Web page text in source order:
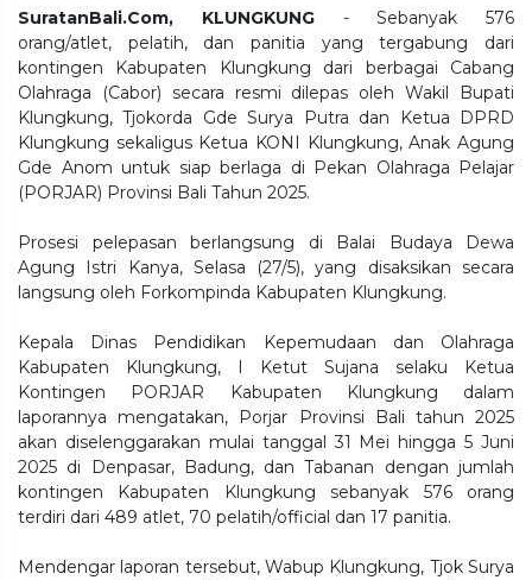
SuratanBali.Com, KLUNGKUNG- Sebanyak 576
orang/atlet, pelatih, dan panitia yang tergabung dari
kontingen Kabupaten Klungkung dari berbagai Cabang
Olahraga (Cabor) secara resmi dilepas oleh Wakil Bupati
Klungkung, Tjokorda Gde Surya Putra dan Ketua DPRD
Klungkung sekaligus Ketua KONI Klungkung, Anak Agung
Gde Anom untuk siap berlaga di Pekan Olahraga Pelajar
(PORJAR) Provinsi Bali Tahun 2025.
Prosesi pelepasan berlangsung di Balai Budaya Dewa
Agung Istri Kanya, Selasa (27/5), yang disaksikan secara
langsung oleh Forkompinda Kabupaten Klungkung.
Kepala Dinas Pendidikan Kepemudaan dan Olahraga
Kabupaten Klungkung, I Ketut Sujana selaku Ketua
Kontingen PORJAR Kabupaten Klungkung dalam
laporannya mengatakan, Porjar Provinsi Bali tahun 2025
akan diselenggarakan mulai tanggal 31 Mei hingga 5 Juni
2025 di Denpasar, Badung, dan Tabanan dengan jumlah
kontingen Kabupaten Klungkung sebanyak 576 orang
terdiri dari 489 atlet, 70 pelatih/official dan 17 panitia.
Mendengar laporan tersebut, Wabup Klungkung, Tjok Surya